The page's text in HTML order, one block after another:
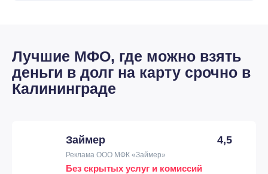
Лучшие МФО, где можно взять
деньги в долг на карту срочно в
Калининграде
Займер 4,5
Реклама ООО МФК «Займер»
Без скрытых услуг и комиссий